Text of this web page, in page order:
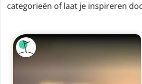
categorieën of laat je inspireren